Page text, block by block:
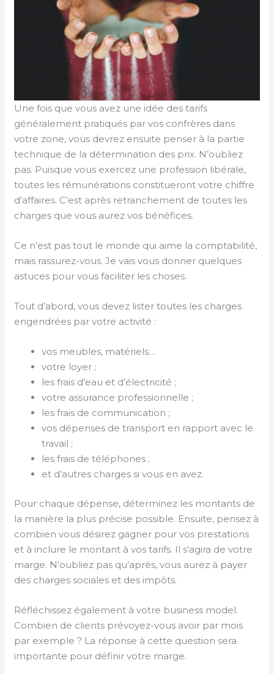
Une fois que vous avez une idée des tarifs
généralement pratiqués par vos confrères dans
votre zone, vous devrez ensuite penser à la partie
technique de la détermination des prix. N’oubliez
pas. Puisque vous exercez une profession libérale,
toutes les rémunérations constitueront votre chiffre
d’affaires. C’est après retranchement de toutes les
charges que vous aurez vos bénéfices.
Ce n’est pas tout le monde qui aime la comptabilité,
mais rassurez-vous. Je vais vous donner quelques
astuces pour vous faciliter les choses.
Tout d’abord, vous devez lister toutes les charges
engendrées par votre activité :
vos meubles, matériels…
votre loyer ;
les frais d’eau et d’électricité ;
votre assurance professionnelle ;
les frais de communication ;
vos dépenses de transport en rapport avec le
travail ;
les frais de téléphones ;
et d’autres charges si vous en avez.
Pour chaque dépense, déterminez les montants de
la manière la plus précise possible. Ensuite, pensez à
combien vous désirez gagner pour vos prestations
et à inclure le montant à vos tarifs. Il s’agira de votre
marge. N’oubliez pas qu’après, vous aurez à payer
des charges sociales et des impôts.
Réfléchissez également à votre business model.
Combien de clients prévoyez-vous avoir par mois
par exemple ? La réponse à cette question sera
importante pour définir votre marge.